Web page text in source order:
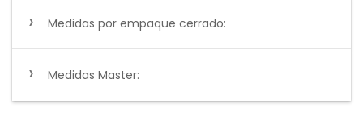
Medidas por empaque cerrado:
Medidas Master: